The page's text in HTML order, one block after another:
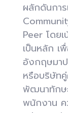
ผลักดันกา
Peer โดย
เป็นหลัก เ
อังกฤษมา
หรือบริษัท
พัฒนาทักษ
พนักงาน